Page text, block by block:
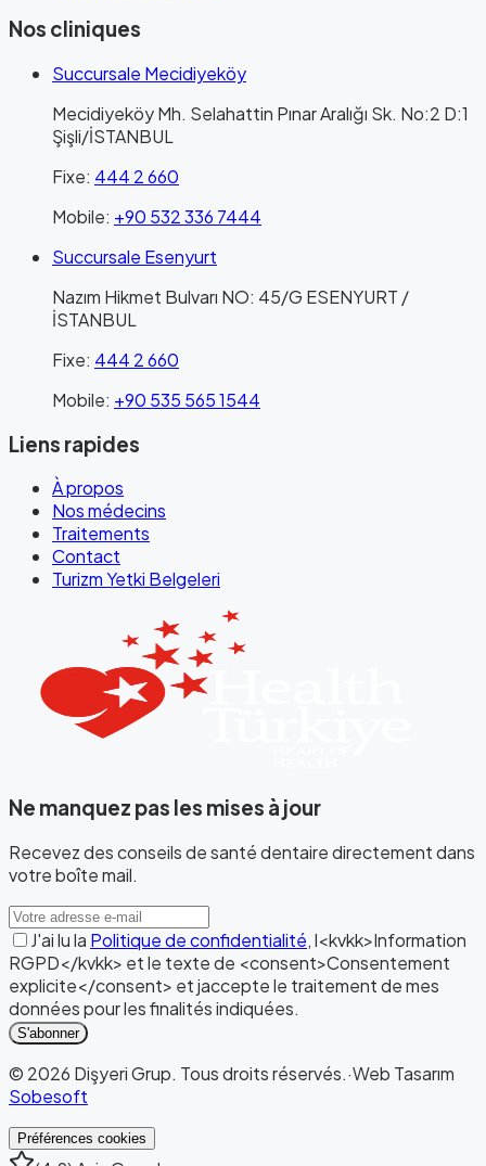
Nos cliniques
Succursale Mecidiyeköy
Mecidiyeköy Mh. Selahattin Pınar Aralığı Sk. No:2 D:1
Şişli/İSTANBUL
Fixe: 444 2 660
Mobile: +90 532 336 7444
Succursale Esenyurt
Nazım Hikmet Bulvarı NO: 45/G ESENYURT /
İSTANBUL
Fixe: 444 2 660
Mobile: +90 535 565 1544
Liens rapides
À propos
Nos médecins
Traitements
Contact
Turizm Yetki Belgeleri
Ne manquez pas les mises à jour
Recevez des conseils de santé dentaire directement dans
votre boîte mail.
J'ai lu la Politique de confidentialité, l<kvkk>Information
RGPD</kvkk> et le texte de <consent>Consentement
explicite</consent> et jaccepte le traitement de mes
données pour les finalités indiquées.
S'abonner
© 2026 Dişyeri Grup. Tous droits réservés.·Web Tasarım
Sobesoft
Préférences cookies